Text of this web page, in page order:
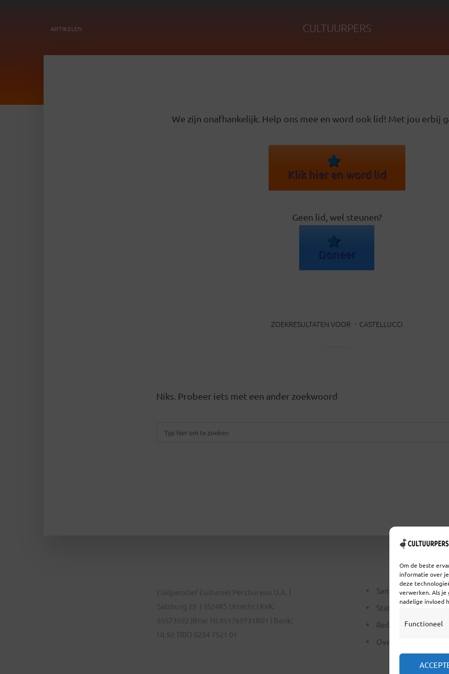
Om de beste
informatie over
deze
verwerken. Als
nadelige invloed
Functioneel
ARTIKELEN CULTUURPERS
We zijn onafhankelijk. Help ons mee en word ook lid! Met jou erbij
Klik hier en word lid
Geen lid, wel steunen?
Doneer
ZOEKRESULTATEN VOOR CASTELLUCCI
Niks. Probeer iets met een ander zoekwoord
Coöperatief Cultureel Persbureau U.A. |
Salzburg 29 | 3524KS Utrecht | KvK:
55573592 |Btw: NL851769731B01 | Bank:
NL92 TRIO 0254 7521 01
Samenwerken
Statuten
Redactiestatuut
Over Ons